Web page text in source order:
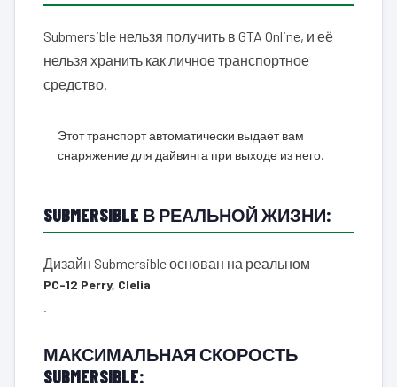
Submersible нельзя получить в GTA Online, и её
нельзя хранить как личное транспортное
средство.
Этот транспорт автоматически выдает вам
снаряжение для дайвинга при выходе из него.
SUBMERSIBLE В РЕАЛЬНОЙ ЖИЗНИ:
Дизайн Submersible основан на реальном
PC-12 Perry, Clelia
МАКСИМАЛЬНАЯ СКОРОСТЬ
SUBMERSIBLE: